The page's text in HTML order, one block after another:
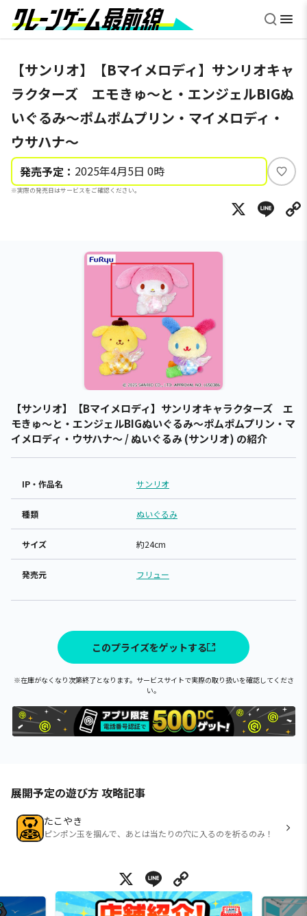
【サンリオ】【Bマイメロディ】サンリオキャ
ラクターズ エモきゅ～と・エンジェルBIGぬ
いぐるみ～ポムポムプリン・マイメロディ・
ウサハナ～
発売予定： 2025年4月5日 0時
※実際の発売日はサービスをご確認ください。
い
ね
X
【サンリオ】【Bマイメロディ】サンリオキャラクターズ エ
モきゅ～と・エンジェルBIGぬいぐるみ～ポムポムプリン・マ
イメロディ・ウサハナ～ / ぬいぐるみ (サンリオ) の紹介
IP・作品名 サンリオ
種類 ぬいぐるみ
サイズ 約24cm
発売元 フリュー
このプライズをゲットする
※在庫がなくなり次第終了となります。サービスサイトで実際の取り扱いを確認してくださ
い。
展開予定の遊び方 攻略記事
たこやき
ピンポン玉を掴んで、あとは当たりの穴に入るのを祈るのみ！
X Line